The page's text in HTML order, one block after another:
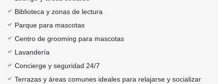
Biblioteca y zonas de lectura
Parque para mascotas
Centro de grooming para mascotas
Lavandería
Concierge y seguridad 24/7
Terrazas y áreas comunes ideales para relajarse y socializar